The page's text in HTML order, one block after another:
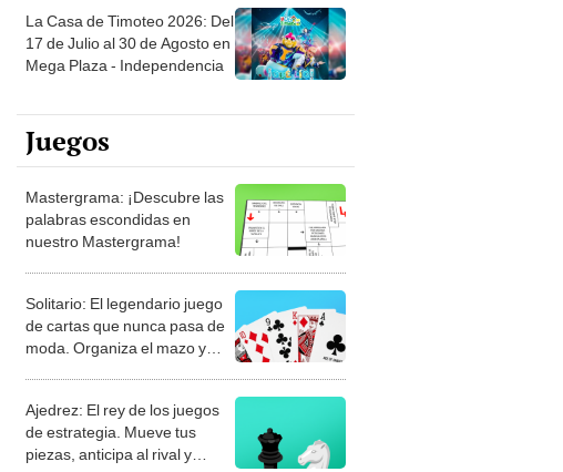
La Casa de Timoteo 2026: Del
17 de Julio al 30 de Agosto en
Mega Plaza - Independencia
Juegos
Mastergrama: ¡Descubre las
palabras escondidas en
nuestro Mastergrama!
Solitario: El legendario juego
de cartas que nunca pasa de
moda. Organiza el mazo y
Ajedrez: El rey de los juegos
de estrategia. Mueve tus
piezas, anticipa al rival y